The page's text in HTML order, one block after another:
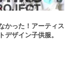
かった！アーティス
デザイン子供服。